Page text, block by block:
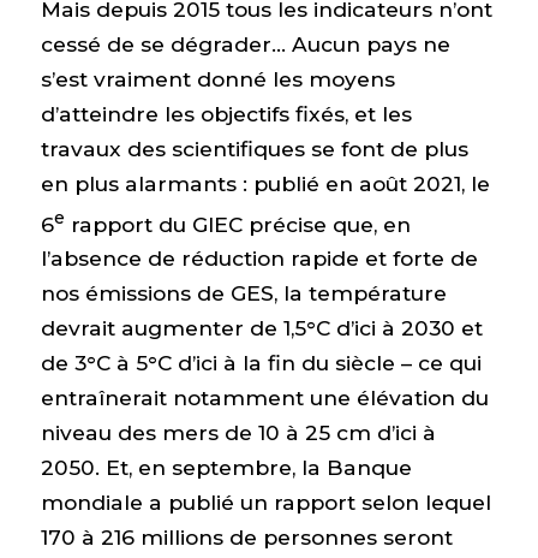
Mais depuis 2015 tous les indicateurs n’ont
cessé de se dégrader… Aucun pays ne
s’est vraiment donné les moyens
d’atteindre les objectifs fixés, et les
travaux des scientifiques se font de plus
en plus alarmants : publié en août 2021, le
6e rapport du GIEC précise que, en
l’absence de réduction rapide et forte de
nos émissions de GES, la température
devrait augmenter de 1,5°C d’ici à 2030 et
de 3°C à 5°C d’ici à la fin du siècle – ce qui
entraînerait notamment une élévation du
niveau des mers de 10 à 25 cm d’ici à
2050. Et, en septembre, la Banque
mondiale a publié un rapport selon lequel
170 à 216 millions de personnes seront